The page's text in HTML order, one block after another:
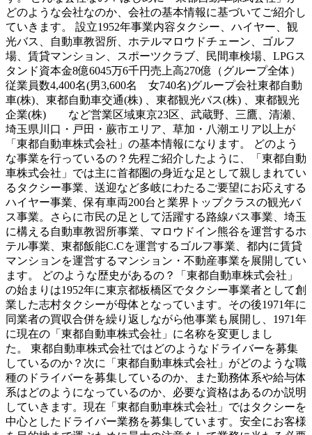
どのような会社なのか、会社の基本情報に基づいてご紹介し
ていきます。 設立1952年事業内容タクシー、ハイヤー、観
光バス、自動車教習所、ホテルマロウドチェーン、ゴルフ
場、賃貸マンション、スポーツクラブ、民間車検場、LPGス
タンド資本金8億6045万6千円売上高270億（グループ全体）
従業員数4,400名(男3,600名 女740名)グループ会社東都自動
車(株)、東都自動車交通(株) 、東都観光バス(株) 、東都観光
企業(株) など営業区域東京23区、武蔵野、三鷹、清瀬、
埼玉県川口・戸田・蕨市エリア、草加・八潮エリア以上が
「東都自動車株式会社」の基本情報になります。 どのよう
な事業を行っているの？先程ご紹介したように、「東都自動
車株式会社」では主に首都圏の身近な足として親しまれてい
るタクシー事業、送迎など多岐にわたるご要望にお応えする
ハイヤー事業、保有車両200台と業界トップクラスの観光バ
ス事業。さらに市民の足として活躍する路線バス事業、埼玉
に構える自動車教習所事業、マロウドイン熊谷を運営するホ
テル事業、東都飯能C.Cを運営するゴルフ事業、都内に賃貸
マンションを運営するマンション・不動産事業を展開してい
ます。 どのような歴史があるの？「東都自動車株式会社」
の始まりは1952年に東京都板橋区でタクシー事業者として創
業した志村タクシーが母体となっています。その後1971年に
同業者の買収合併を繰り返しながら他事業も展開し、1971年
に現在の「東都自動車株式会社」に名称を変更しまし
た。 東都自動車株式会社ではどのようなドライバーを募集
しているのか？次に「東都自動車株式会社」がどのような職
種のドライバーを募集しているのか、また勤務体系や給与体
系はどのようになっているのか、必要な資格はあるのか説明
していきます。現在「東都自動車株式会社」ではタクシーを
中心としたドライバー業務を募集しています。安全にお客様